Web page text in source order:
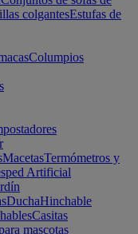
colgantesEstufas de
Columpios
MacetasTermómetros y
Artificial
DuchaHinchable
Casitas
mascotas